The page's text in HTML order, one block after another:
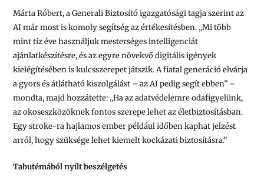
Márta Róbert, a Generali Biztosító igazgatósági tagja szerint az
AI már most is komoly segítség az értékesítésben. „Mi több
mint tíz éve használjuk mesterséges intelligenciát
ajánlatkészítésre, és az egyre növekvő digitális igények
kielégítésében is kulcsszerepet játszik. A fiatal generáció elvárja
a gyors és átlátható kiszolgálást – az AI pedig segít ebben” –
mondta, majd hozzátette: „Ha az adatvédelemre odafigyelünk,
az okoseszközöknek fontos szerepe lehet az életbiztosításban.
Egy stroke-ra hajlamos ember például időben kaphat jelzést
arról, hogy szüksége lehet kiemelt kockázati biztosításra.”
Tabutémából nyílt beszélgetés